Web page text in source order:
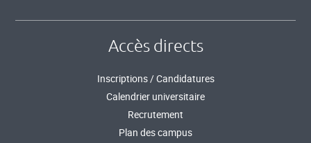
Accès directs
Inscriptions / Candidatures
Calendrier universitaire
Recrutement
Plan des campus